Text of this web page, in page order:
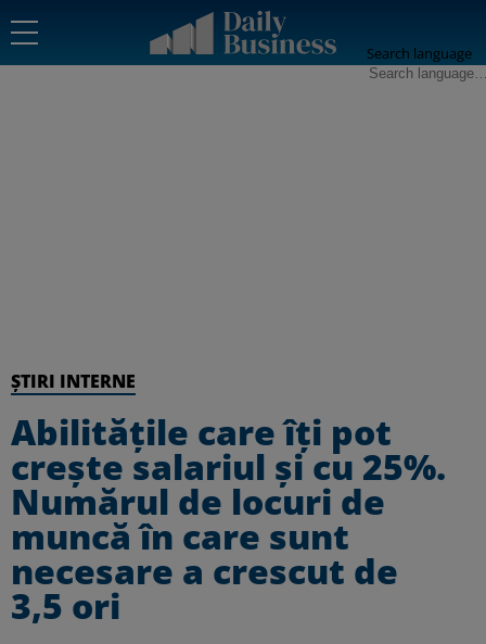
Search language
ȘTIRI INTERNE
Abilitățile care îți pot
crește salariul și cu 25%.
Numărul de locuri de
muncă în care sunt
necesare a crescut de
3,5 ori